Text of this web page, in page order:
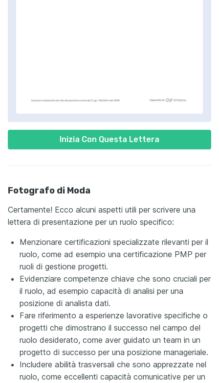
Inizia Con Questa Lettera
Fotografo di Moda
Certamente! Ecco alcuni aspetti utili per scrivere una
lettera di presentazione per un ruolo specifico:
Menzionare certificazioni specializzate rilevanti per il
ruolo, come ad esempio una certificazione PMP per
ruoli di gestione progetti.
Evidenziare competenze chiave che sono cruciali per
il ruolo, ad esempio capacità di analisi per una
posizione di analista dati.
Fare riferimento a esperienze lavorative specifiche o
progetti che dimostrano il successo nel campo del
ruolo desiderato, come aver guidato un team in un
progetto di successo per una posizione manageriale.
Includere abilità trasversali che sono apprezzate nel
ruolo, come eccellenti capacità comunicative per un